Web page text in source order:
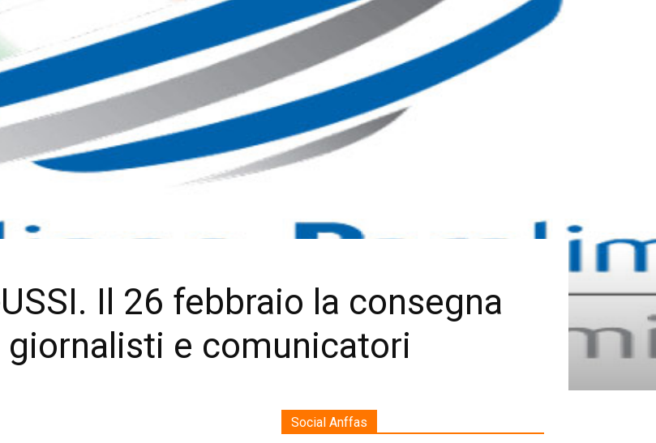
Il 26 febbraio la consegna
e comunicatori
Social Anffas